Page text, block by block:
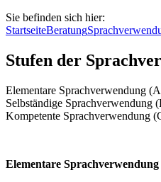
Sie befinden sich hier:
StartseiteBeratung
Stufen der
Elementare Sprachverwendung
Selbständige Sprachverwendung
Kompetente Sprachverwendung
Elementare